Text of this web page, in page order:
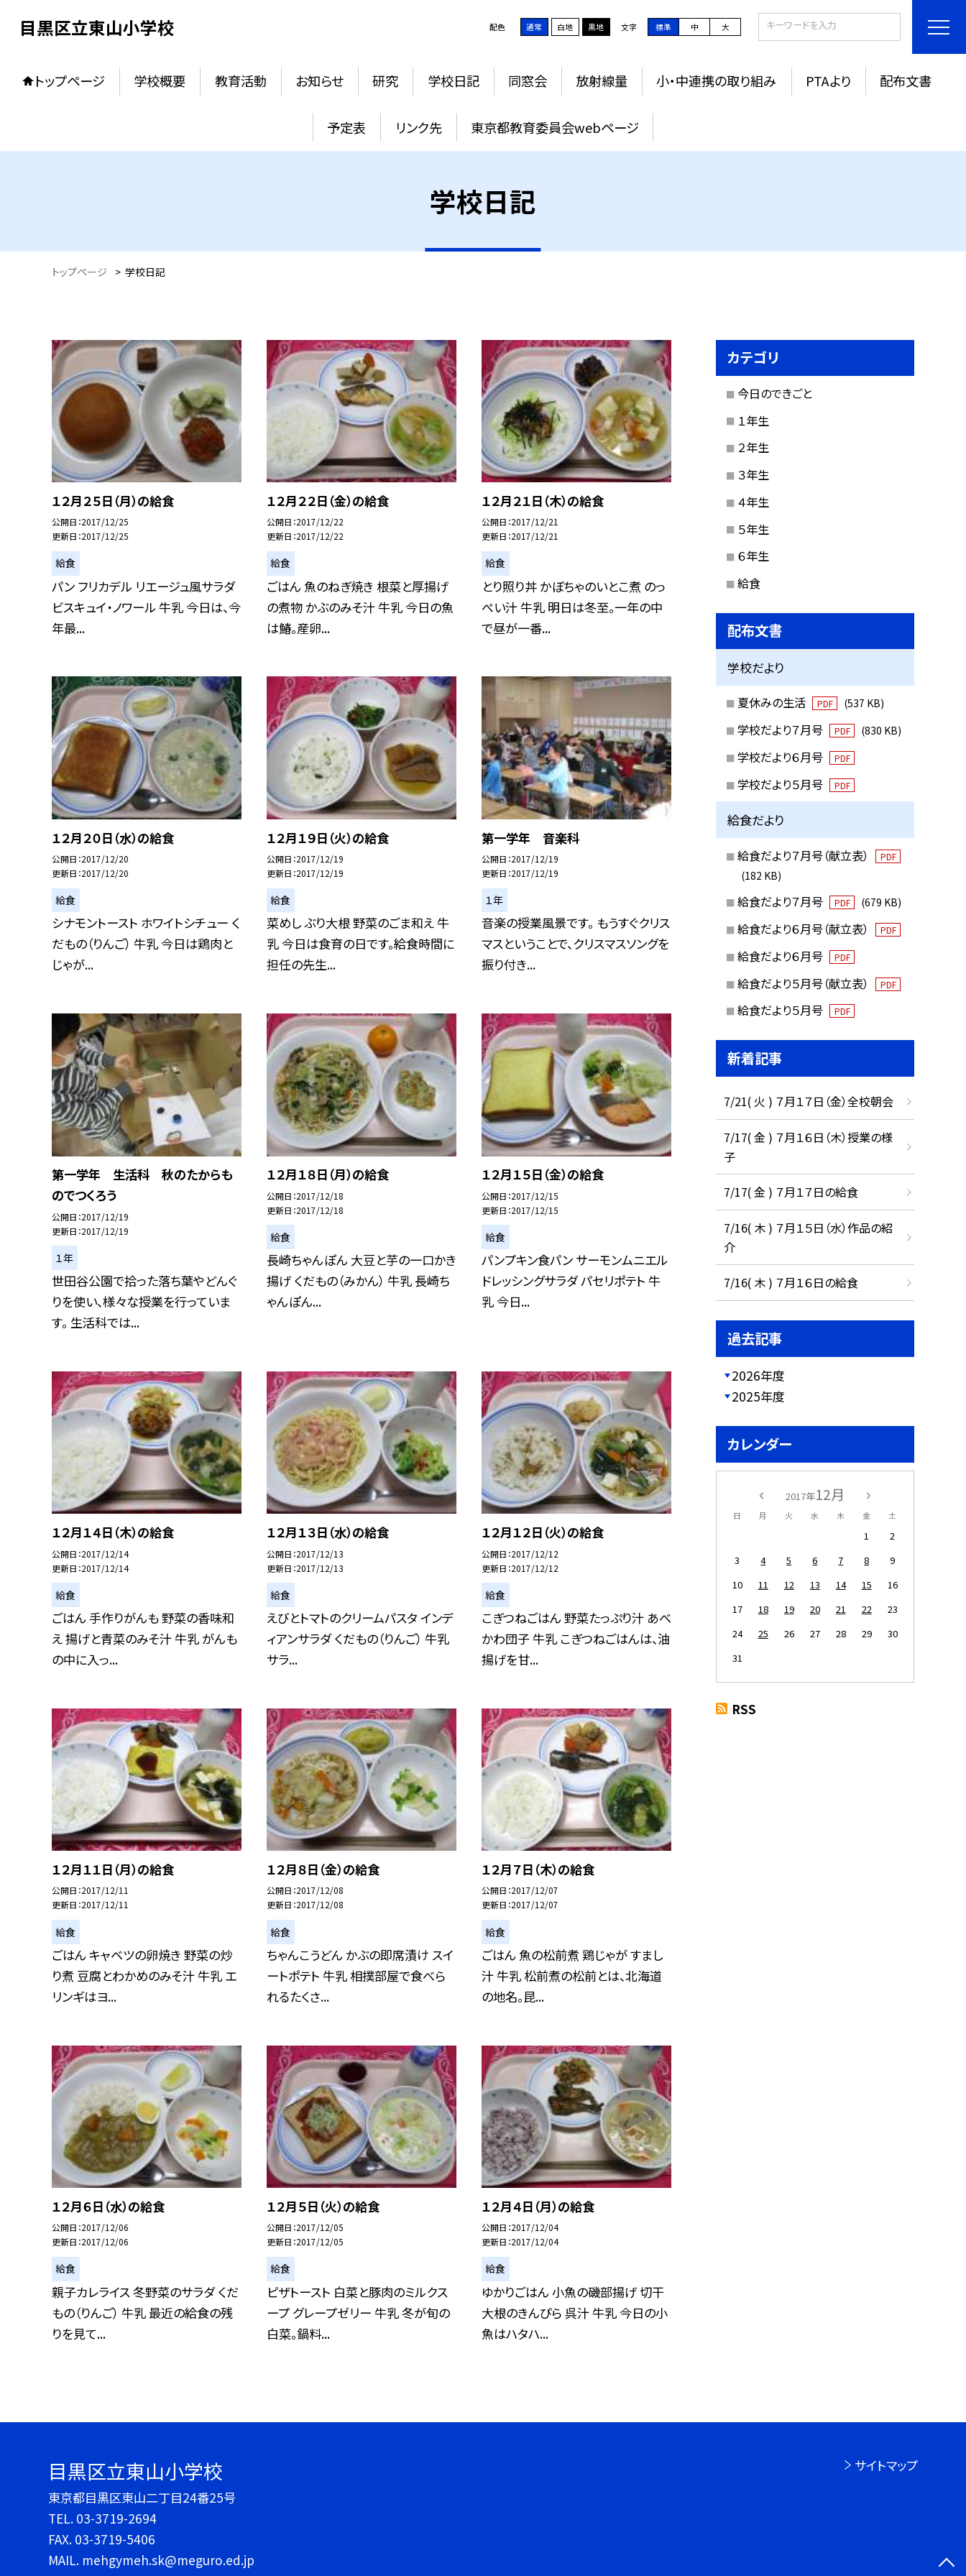
目黒区立東山小学校 配色 通常 白地 黒地 文字 標準 中 大
トップページ 学校概要 教育活動 お知らせ 研究 学校日記 同窓会 放射線量 小・中連携の取り組み PTAより 配布文書
予定表 リンク先 東京都教育委員会webページ
学校日記
トップページ > 学校日記
１２月２５日（月）の給食
公開日 2017/12/25
更新日 2017/12/25
給食
パン フリカデル リエージュ風サラダ
ビスキュイ・ノワール 牛乳 今日は、今
年最...
１２月２２日（金）の給食
公開日 2017/12/22
更新日 2017/12/22
給食
ごはん 魚のねぎ焼き 根菜と厚揚げ
の煮物 かぶのみそ汁 牛乳 今日の魚
は鰆。産卵...
１２月２１日（木）の給食
公開日 2017/12/21
更新日 2017/12/21
給食
とり照り丼 かぼちゃのいとこ煮 のっ
ぺい汁 牛乳 明日は冬至。一年の中
で昼が一番...
１２月２０日（水）の給食
公開日 2017/12/20
更新日 2017/12/20
給食
シナモントースト ホワイトシチュー く
だもの（りんご） 牛乳 今日は鶏肉と
じゃが...
１２月１９日（火）の給食
公開日 2017/12/19
更新日 2017/12/19
給食
菜めし ぶり大根 野菜のごま和え 牛
乳 今日は食育の日です。給食時間に
担任の先生...
第一学年 音楽科
公開日 2017/12/19
更新日 2017/12/19
１年
音楽の授業風景です。 もうすぐクリス
マスということで、クリスマスソングを
振り付き...
第一学年 生活科 秋のたからも
のでつくろう
公開日 2017/12/19
更新日 2017/12/19
１年
世田谷公園で拾った落ち葉やどんぐ
りを使い、様々な授業を行っていま
す。 生活科では...
１２月１８日（月）の給食
公開日 2017/12/18
更新日 2017/12/18
給食
長崎ちゃんぽん 大豆と芋の一口かき
揚げ くだもの（みかん） 牛乳 長崎ち
ゃんぽん...
１２月１５日（金）の給食
公開日 2017/12/15
更新日 2017/12/15
給食
パンプキン食パン サーモンムニエル
ドレッシングサラダ パセリポテト 牛
乳 今日...
１２月１４日（木）の給食
公開日 2017/12/14
更新日 2017/12/14
給食
ごはん 手作りがんも 野菜の香味和
え 揚げと青菜のみそ汁 牛乳 がんも
の中に入っ...
１２月１３日（水）の給食
公開日 2017/12/13
更新日 2017/12/13
給食
えびとトマトのクリームパスタ インデ
ィアンサラダ くだもの（りんご） 牛乳
サラ...
１２月１２日（火）の給食
公開日 2017/12/12
更新日 2017/12/12
給食
こぎつねごはん 野菜たっぷり汁 あべ
かわ団子 牛乳 こぎつねごはんは、油
揚げを甘...
１２月１１日（月）の給食
公開日 2017/12/11
更新日 2017/12/11
給食
ごはん キャベツの卵焼き 野菜の炒
り煮 豆腐とわかめのみそ汁 牛乳 エ
リンギはヨ...
１２月８日（金）の給食
公開日 2017/12/08
更新日 2017/12/08
給食
ちゃんこうどん かぶの即席漬け スイ
ートポテト 牛乳 相撲部屋で食べら
れるたくさ...
１２月７日（木）の給食
公開日 2017/12/07
更新日 2017/12/07
給食
ごはん 魚の松前煮 鶏じゃが すまし
汁 牛乳 松前煮の松前とは、北海道
の地名。昆...
１２月６日（水）の給食
公開日 2017/12/06
更新日 2017/12/06
給食
親子カレライス 冬野菜のサラダ くだ
もの（りんご） 牛乳 最近の給食の残
りを見て...
１２月５日（火）の給食
公開日 2017/12/05
更新日 2017/12/05
給食
ピザトースト 白菜と豚肉のミルクス
ープ グレープゼリー 牛乳 冬が旬の
白菜。鍋料...
１２月４日（月）の給食
公開日 2017/12/04
更新日 2017/12/04
給食
ゆかりごはん 小魚の磯部揚げ 切干
大根のきんぴら 呉汁 牛乳 今日の小
魚はハタハ...
カテゴリ
今日のできごと
１年生
２年生
３年生
４年生
５年生
６年生
給食
配布文書
学校だより
夏休みの生活 PDF (537 KB)
学校だより７月号 PDF (830 KB)
学校だより６月号 PDF
学校だより５月号 PDF
給食だより
給食だより７月号（献立表） PDF
(182 KB)
給食だより７月号 PDF (679 KB)
給食だより６月号（献立表） PDF
給食だより６月号 PDF
給食だより５月号（献立表） PDF
給食だより５月号 PDF
新着記事
7/21( 火 ) ７月１７日（金）全校朝会
7/17( 金 ) ７月１６日（木）授業の様
子
7/17( 金 ) ７月１７日の給食
7/16( 木 ) ７月１５日（水）作品の紹
介
7/16( 木 ) ７月１６日の給食
過去記事
2026年度
2025年度
カレンダー
2017年12月
日 月 火 水 木 金 土
1
2
3
4 5 6 7 8
9
10
11 12 13 14 15
16
17
18 19 20 21 22
23
24
25 26 27 28 29
30
31
RSS
目黒区立東山小学校
東京都目黒区東山二丁目24番25号
TEL. 03-3719-2694
FAX. 03-3719-5406
MAIL. mehgymeh.sk@meguro.ed.jp
サイトマップ